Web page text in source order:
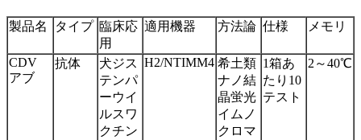
製品名 タイプ 臨床応
用
適用機器 方法論 仕様 メモリ
CDV
アブ
抗体
犬ジス
テンパ
ーウイ
ルスワ
クチン
H2/NTIMM4 希土類
ナノ結
晶蛍光
イムノ
クロマ
1箱あ
たり10
テスト
2～40℃